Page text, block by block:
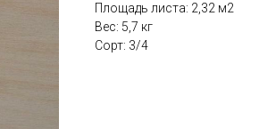
Площадь листа: 2,32 м2
Вес: 5,7 кг
Сорт: 3/4